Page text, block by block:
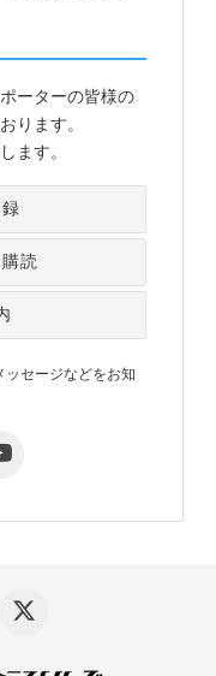
ーターの皆様の
ります。
ます。
読
ッセージなどをお知